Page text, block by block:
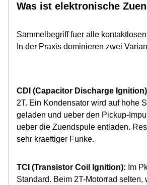
Was ist elektronische
Sammelbegriff fuer alle
In der Praxis dominieren zwei
CDI (Capacitor Discharge
2T. Ein Kondensator wird auf hohe
geladen und ueber den Pickup-
ueber die Zuendspule entladen.
sehr kraeftiger Funke.
TCI (Transistor Coil Ignition): Im
Standard. Beim 2T-Motorrad selten,